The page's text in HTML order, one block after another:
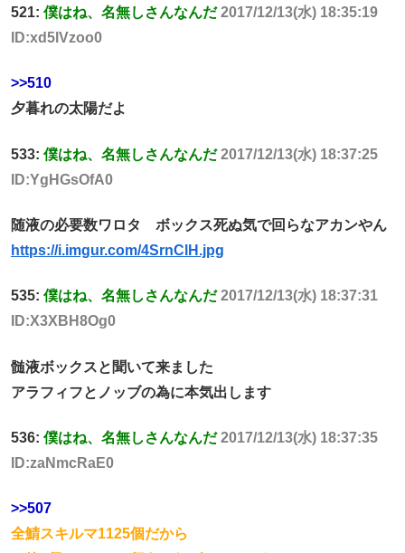
521: 僕はね、名無しさんなんだ 2017/12/13(水) 18:35:19
ID:xd5lVzoo0
>>510
夕暮れの太陽だよ
533: 僕はね、名無しさんなんだ 2017/12/13(水) 18:37:25
ID:YgHGsOfA0
随液の必要数ワロタ ボックス死ぬ気で回らなアカンやん
https://i.imgur.com/4SrnClH.jpg
535: 僕はね、名無しさんなんだ 2017/12/13(水) 18:37:31
ID:X3XBH8Og0
髄液ボックスと聞いて来ました
アラフィフとノッブの為に本気出します
536: 僕はね、名無しさんなんだ 2017/12/13(水) 18:37:35
ID:zaNmcRaE0
>>507
全鯖スキルマ1125個だから